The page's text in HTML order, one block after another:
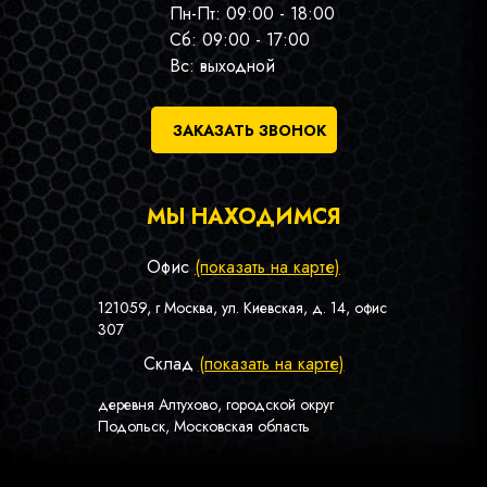
Пн-Пт: 09:00 - 18:00
Сб: 09:00 - 17:00
Вс: выходной
ЗАКАЗАТЬ ЗВОНОК
МЫ НАХОДИМСЯ
Офис (показать на карте)
121059, г Москва, ул. Киевская, д. 14, офис
307
Склад (показать на карте)
деревня Алтухово, городской округ
Подольск, Московская область